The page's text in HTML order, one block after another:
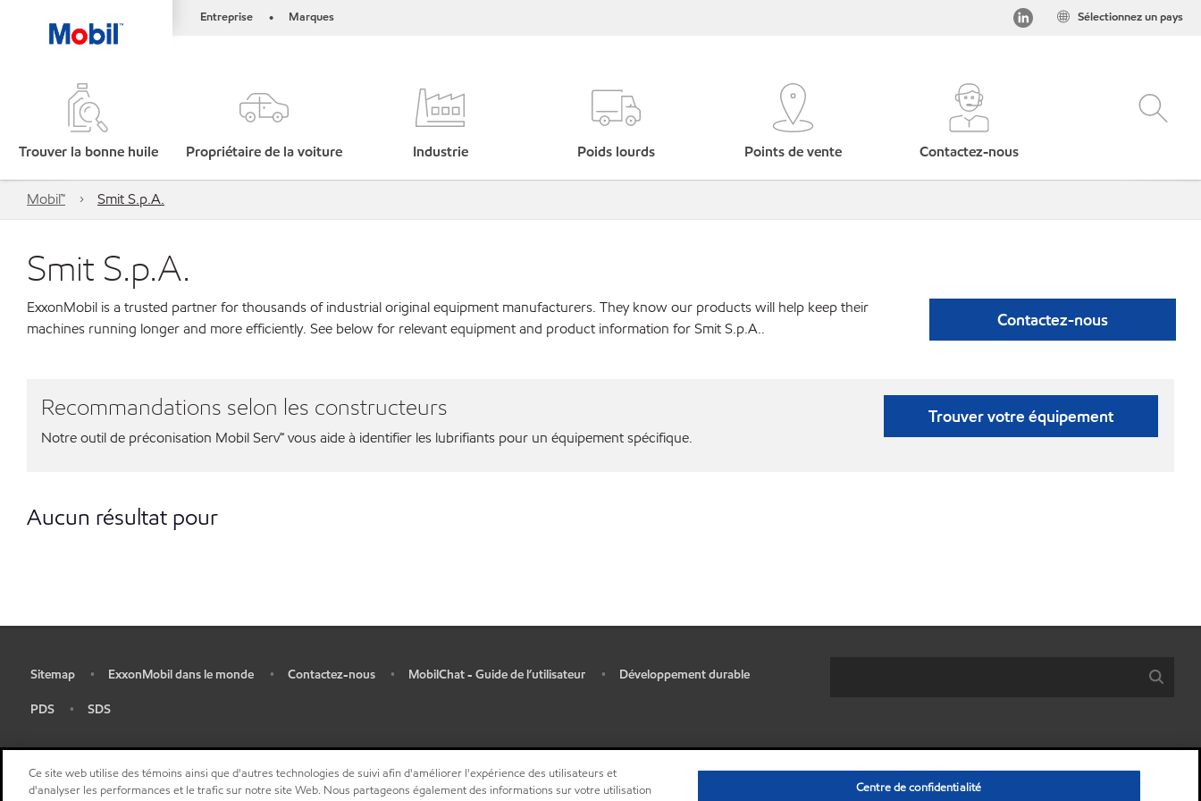
Entreprise • Marques Sélectionnez un pays
Trouver la bonne huile Propriétaire de la voiture Industrie Poids lourds Points de vente Contactez-nous
Mobil™ Smit S.p.A.
Smit S.p.A.
ExxonMobil is a trusted partner for thousands of industrial original equipment manufacturers. They know our products will help keep their
machines running longer and more efficiently. See below for relevant equipment and product information for Smit S.p.A..
Contactez-nous
Recommandations selon les constructeurs
Notre outil de préconisation Mobil Serv℠ vous aide à identifier les lubrifiants pour un équipement spécifique.
Trouver votre équipement
Aucun résultat pour
Sitemap • ExxonMobil dans le monde • Contactez-nous • MobilChat - Guide de l’utilisateur • Développement durable
PDS • SDS
Ce site web utilise des témoins ainsi que d'autres technologies de suivi afin d'améliorer l'expérience des utilisateurs et
d'analyser les performances et le trafic sur notre site Web. Nous partageons également des informations sur votre utilisation
Centre de confidentialité